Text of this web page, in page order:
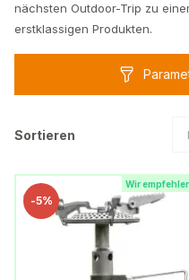
nächsten Outdoor-Trip zu
erstklassigen Produkten.
Sortieren
Wir
-5%